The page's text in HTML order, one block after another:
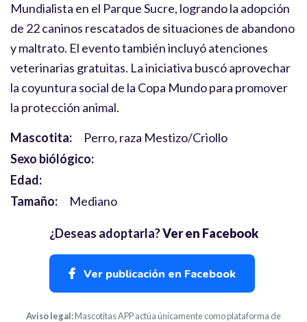
Mundialista en el Parque Sucre, logrando la adopción
de 22 caninos rescatados de situaciones de abandono
y maltrato. El evento también incluyó atenciones
veterinarias gratuitas. La iniciativa buscó aprovechar
la coyuntura social de la Copa Mundo para promover
la protección animal.
Mascotita:
Perro, raza Mestizo/Criollo
Sexo biólógico:
Edad:
Tamaño:
Mediano
¿Deseas adoptarla?Ver en Facebook
Ver publicación en Facebook
Aviso legal:Mascotitas APP actúa únicamente como plataforma de